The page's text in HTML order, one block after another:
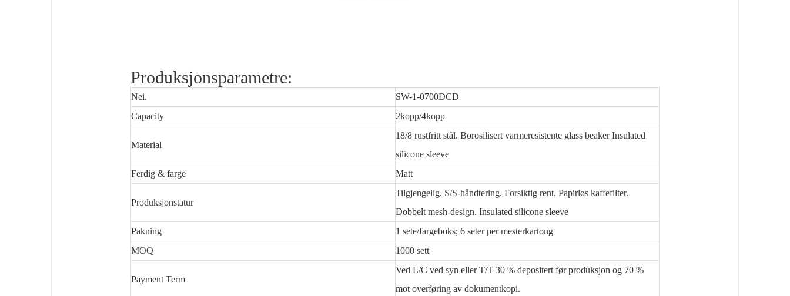
Produksjonsparametre:
Nei.
SW-1-0700DCD
Capacity
2kopp/4kopp
Material
18/8 rustfritt stål. Borosilisert varmeresistente glass beaker Insulated
silicone sleeve
Ferdig & farge
Matt
Produksjonstatur
Tilgjengelig. S/S-håndtering. Forsiktig rent. Papirløs kaffefilter.
Dobbelt mesh-design. Insulated silicone sleeve
Pakning
1 sete/fargeboks; 6 seter per mesterkartong
MOQ
1000 sett
Payment Term
Ved L/C ved syn eller T/T 30 % depositert før produksjon og 70 %
mot overføring av dokumentkopi.